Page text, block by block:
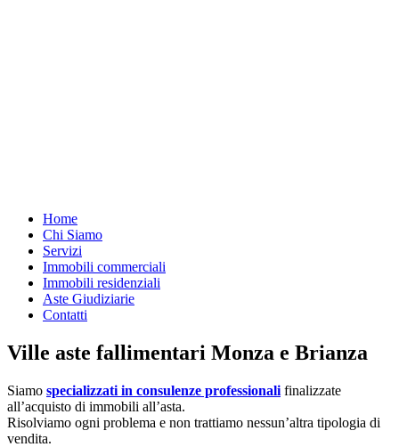
Home
Chi Siamo
Servizi
Immobili commerciali
Immobili residenziali
Aste Giudiziarie
Contatti
Ville aste fallimentari Monza e Brianza
Siamo specializzati in consulenze professionali finalizzate
all’acquisto di immobili all’asta.
Risolviamo ogni problema e non trattiamo nessun’altra tipologia di
vendita.